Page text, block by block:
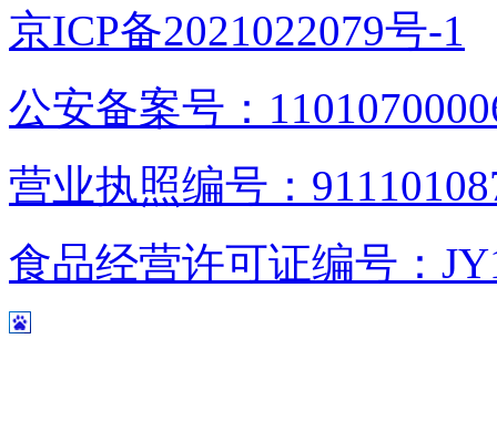
京ICP备2021022079号-1
公安备案号：
营业执照编号：
食品经营许可证编号：